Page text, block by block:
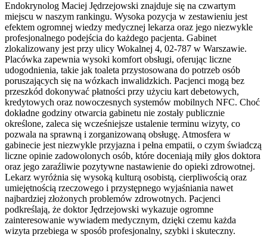
Endokrynolog Maciej Jędrzejowski znajduje się na czwartym
miejscu w naszym rankingu. Wysoka pozycja w zestawieniu jest
efektem ogromnej wiedzy medycznej lekarza oraz jego niezwykle
profesjonalnego podejścia do każdego pacjenta. Gabinet
zlokalizowany jest przy ulicy Wokalnej 4, 02-787 w Warszawie.
Placówka zapewnia wysoki komfort obsługi, oferując liczne
udogodnienia, takie jak toaleta przystosowana do potrzeb osób
poruszających się na wózkach inwalidzkich. Pacjenci mogą bez
przeszkód dokonywać płatności przy użyciu kart debetowych,
kredytowych oraz nowoczesnych systemów mobilnych NFC. Choć
dokładne godziny otwarcia gabinetu nie zostały publicznie
określone, zaleca się wcześniejsze ustalenie terminu wizyty, co
pozwala na sprawną i zorganizowaną obsługę. Atmosfera w
gabinecie jest niezwykle przyjazna i pełna empatii, o czym świadczą
liczne opinie zadowolonych osób, które doceniają miły głos doktora
oraz jego zaraźliwie pozytywne nastawienie do opieki zdrowotnej.
Lekarz wyróżnia się wysoką kulturą osobistą, cierpliwością oraz
umiejętnością rzeczowego i przystępnego wyjaśniania nawet
najbardziej złożonych problemów zdrowotnych. Pacjenci
podkreślają, że doktor Jędrzejowski wykazuje ogromne
zainteresowanie wywiadem medycznym, dzięki czemu każda
wizyta przebiega w sposób profesjonalny, szybki i skuteczny.